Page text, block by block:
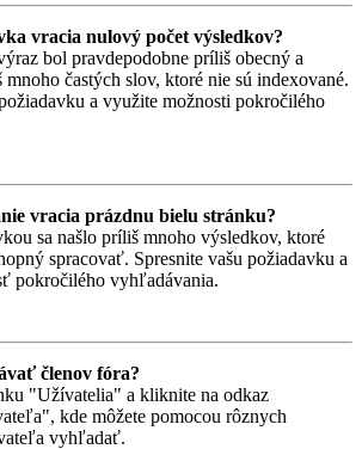
vracia nulový počet výsledkov?
bol pravdepodobne príliš obecný a
častých slov, ktoré nie sú indexované.
a využite možnosti pokročilého
vracia prázdnu bielu stránku?
sa našlo príliš mnoho výsledkov, ktoré
spracovať. Spresnite vašu požiadavku a
pokročilého vyhľadávania.
členov fóra?
"Užívatelia" a kliknite na odkaz
kde môžete pomocou rôznych
vyhľadať.